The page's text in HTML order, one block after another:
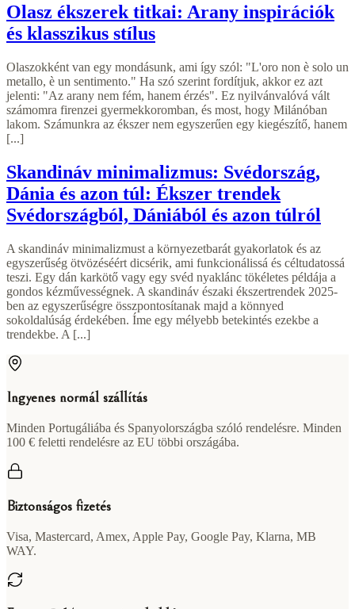
Olasz ékszerek titkai: Arany inspirációk
és klasszikus stílus
Olaszokként van egy mondásunk, ami így szól: "L'oro non è solo un
metallo, è un sentimento." Ha szó szerint fordítjuk, akkor ez azt
jelenti: "Az arany nem fém, hanem érzés". Ez nyilvánvalóvá vált
számomra firenzei gyermekkoromban, és most, hogy Milánóban
lakom. Számunkra az ékszer nem egyszerűen egy kiegészítő, hanem
[...]
Skandináv minimalizmus: Svédország,
Dánia és azon túl: Ékszer trendek
Svédországból, Dániából és azon túlról
A skandináv minimalizmust a környezetbarát gyakorlatok és az
egyszerűség ötvözéséért dicsérik, ami funkcionálissá és céltudatossá
teszi. Egy dán karkötő vagy egy svéd nyaklánc tökéletes példája a
gondos kézművességnek. A skandináv északi ékszertrendek 2025-
ben az egyszerűségre összpontosítanak majd a könnyed
sokoldalúság érdekében. Íme egy mélyebb betekintés ezekbe a
trendekbe. A [...]
Ingyenes normál szállítás
Minden Portugáliába és Spanyolországba szóló rendelésre. Minden
100 € feletti rendelésre az EU többi országába.
Biztonságos fizetés
Visa, Mastercard, Amex, Apple Pay, Google Pay, Klarna, MB
WAY.